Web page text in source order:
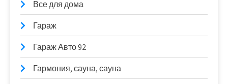
Все для дома
Гараж
Гараж Авто 92
Гармония, сауна, сауна